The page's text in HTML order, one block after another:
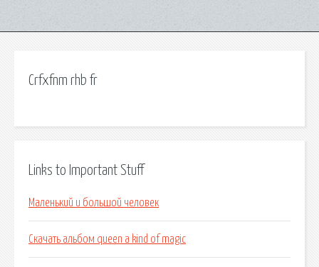
Crfxfnm rhb fr
Links to Important Stuff
Маленький и большой человек
Скачать альбом queen a kind of magic